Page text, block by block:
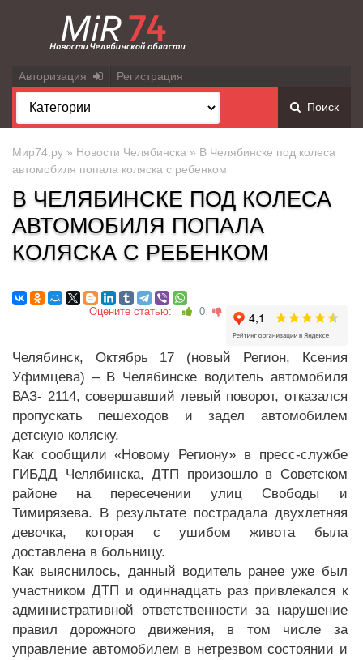
Авторизация Регистрация
Поиск
Мир74.ру » Новости Челябинска » В Челябинске под колеса
автомобиля попала коляска с ребенком
В ЧЕЛЯБИНСКЕ ПОД КОЛЕСА
АВТОМОБИЛЯ ПОПАЛА
КОЛЯСКА С РЕБЕНКОМ
Оцените статью: 0
Челябинск, Октябрь 17 (новый Регион, Ксения
Уфимцева) – В Челябинске водитель автомобиля
ВАЗ- 2114, совершавший левый поворот, отказался
пропускать пешеходов и задел автомобилем
детскую коляску.
Как сообщили «Новому Региону» в пресс-службе
ГИБДД Челябинска, ДТП произошло в Советском
районе на пересечении улиц Свободы и
Тимирязева. В результате пострадала двухлетняя
девочка, которая с ушибом живота была
доставлена в больницу.
Как выяснилось, данный водитель ранее уже был
участником ДТП и одиннадцать раз привлекался к
административной ответственности за нарушение
правил дорожного движения, в том числе за
управление автомобилем в нетрезвом состоянии и